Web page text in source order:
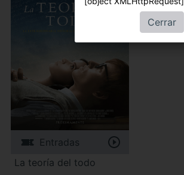
Entradas
La teoría del todo
Cerrar